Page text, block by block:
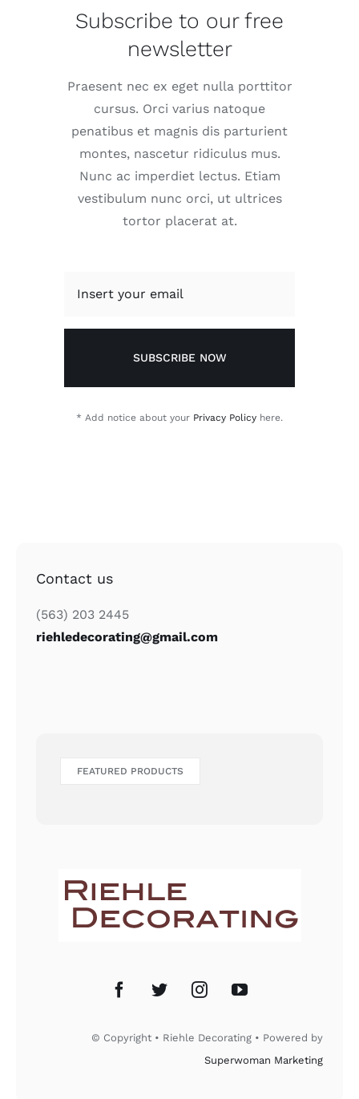
Subscribe to our free
newsletter
Praesent nec ex eget nulla porttitor
cursus. Orci varius natoque
penatibus et magnis dis parturient
montes, nascetur ridiculus mus.
Nunc ac imperdiet lectus. Etiam
vestibulum nunc orci, ut ultrices
tortor placerat at.
SUBSCRIBE NOW
* Add notice about your Privacy Policy here.
Contact us
(563) 203 2445
riehledecorating@gmail.com
FEATURED PRODUCTS
© Copyright • Riehle Decorating • Powered by
Superwoman Marketing